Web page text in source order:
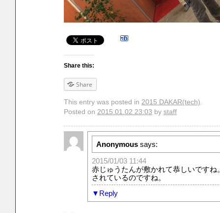
Share this:
Share
This entry was posted in 2015 DAKAR(tech)
Posted on 2015.01.02 23:03 by staff
Anonymous says:
2015/01/03 11:44
赤じゅうたんが敷かれて恭しいです
されているのですね。
Reply